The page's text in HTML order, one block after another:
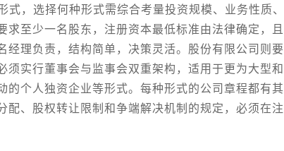
，选择何种形式需综合考量投资规模、业务性质、
至少一名股东，注册资本最低标准由法律确定，且
经理负责，结构简单，决策灵活。股份有限公司则要
实行董事会与监事会双重架构，适用于更为大型和
的个人独资企业等形式。每种形式的公司章程都有其
、股权转让限制和争端解决机制的规定，必须在注